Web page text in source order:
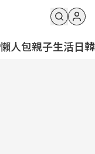
懶人包親子生活日韓